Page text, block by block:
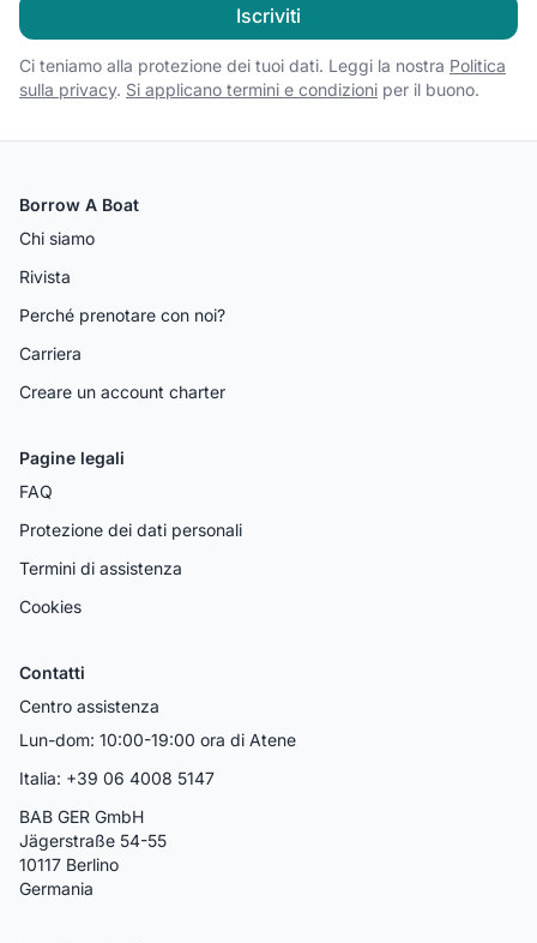
Iscriviti
Ci teniamo alla protezione dei tuoi dati. Leggi la nostra Politica
sulla privacy. Si applicano termini e condizioni per il buono.
Borrow A Boat
Chi siamo
Rivista
Perché prenotare con noi?
Carriera
Creare un account charter
Pagine legali
FAQ
Protezione dei dati personali
Termini di assistenza
Cookies
Contatti
Centro assistenza
Lun-dom: 10:00-19:00 ora di Atene
Italia: +39 06 4008 5147
BAB GER GmbH
Jägerstraße 54-55
10117 Berlino
Germania